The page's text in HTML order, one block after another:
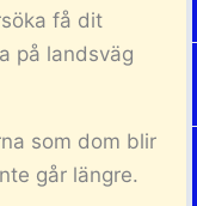
få dit
på landsväg
som dom blir
går längre.